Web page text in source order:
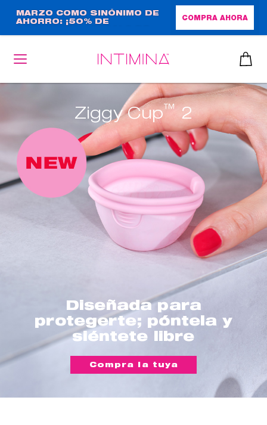
contenido
principal
MARZO COMO SINÓNIMO DE
AHORRO: ¡50% DE
TAMAÑO NORMAL!
COMPRA AHORA
Diseñada para
protegerte; póntela y
siéntete libre
Ziggy Cup™ 2
Compra la tuya